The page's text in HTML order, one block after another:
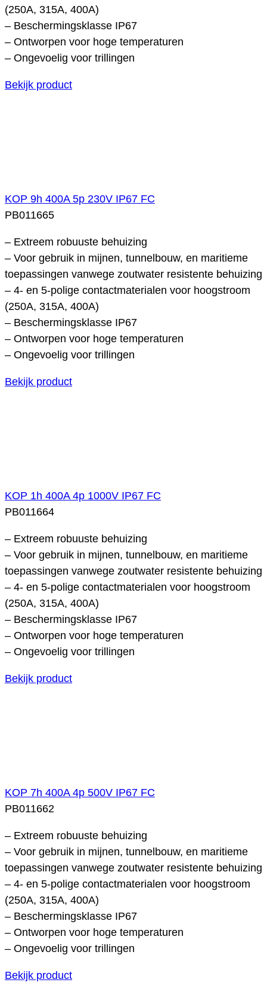
(250A, 315A, 400A)
– Beschermingsklasse IP67
– Ontworpen voor hoge temperaturen
– Ongevoelig voor trillingen
Bekijk product
KOP 9h 400A 5p 230V IP67 FC
PB011665
– Extreem robuuste behuizing
– Voor gebruik in mijnen, tunnelbouw, en maritieme
toepassingen vanwege zoutwater resistente behuizing
– 4- en 5-polige contactmaterialen voor hoogstroom
(250A, 315A, 400A)
– Beschermingsklasse IP67
– Ontworpen voor hoge temperaturen
– Ongevoelig voor trillingen
Bekijk product
KOP 1h 400A 4p 1000V IP67 FC
PB011664
– Extreem robuuste behuizing
– Voor gebruik in mijnen, tunnelbouw, en maritieme
toepassingen vanwege zoutwater resistente behuizing
– 4- en 5-polige contactmaterialen voor hoogstroom
(250A, 315A, 400A)
– Beschermingsklasse IP67
– Ontworpen voor hoge temperaturen
– Ongevoelig voor trillingen
Bekijk product
KOP 7h 400A 4p 500V IP67 FC
PB011662
– Extreem robuuste behuizing
– Voor gebruik in mijnen, tunnelbouw, en maritieme
toepassingen vanwege zoutwater resistente behuizing
– 4- en 5-polige contactmaterialen voor hoogstroom
(250A, 315A, 400A)
– Beschermingsklasse IP67
– Ontworpen voor hoge temperaturen
– Ongevoelig voor trillingen
Bekijk product